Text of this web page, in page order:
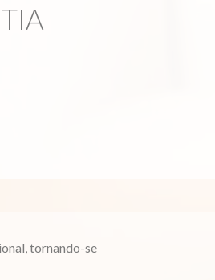
tornando-se